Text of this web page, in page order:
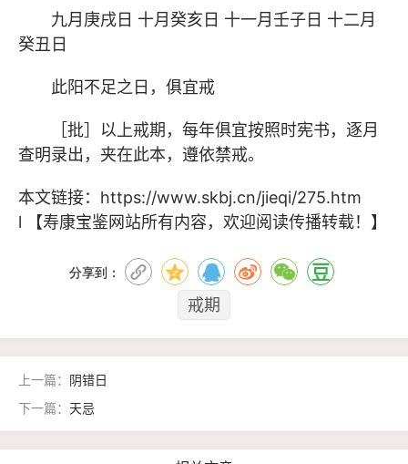
九月庚戌日 十月癸亥日 十一月壬子日 十二月
癸丑日
此阳不足之日，俱宜戒
［批］以上戒期，每年俱宜按照时宪书，逐月
查明录出，夹在此本，遵依禁戒。
本文链接： https://www.skbj.cn/jieqi/275.htm
l 【寿康宝鉴网站所有内容，欢迎阅读传播转载！】
分享到：
戒期
上一篇： 阴错日
下一篇： 天忌